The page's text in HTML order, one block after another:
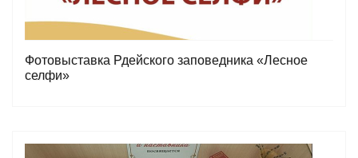
Фотовыставка Рдейского заповедника «Лесное
селфи»